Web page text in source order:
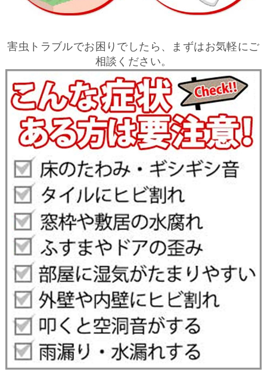
害虫トラブルでお困りでしたら、まずはお気軽にご
相談ください。